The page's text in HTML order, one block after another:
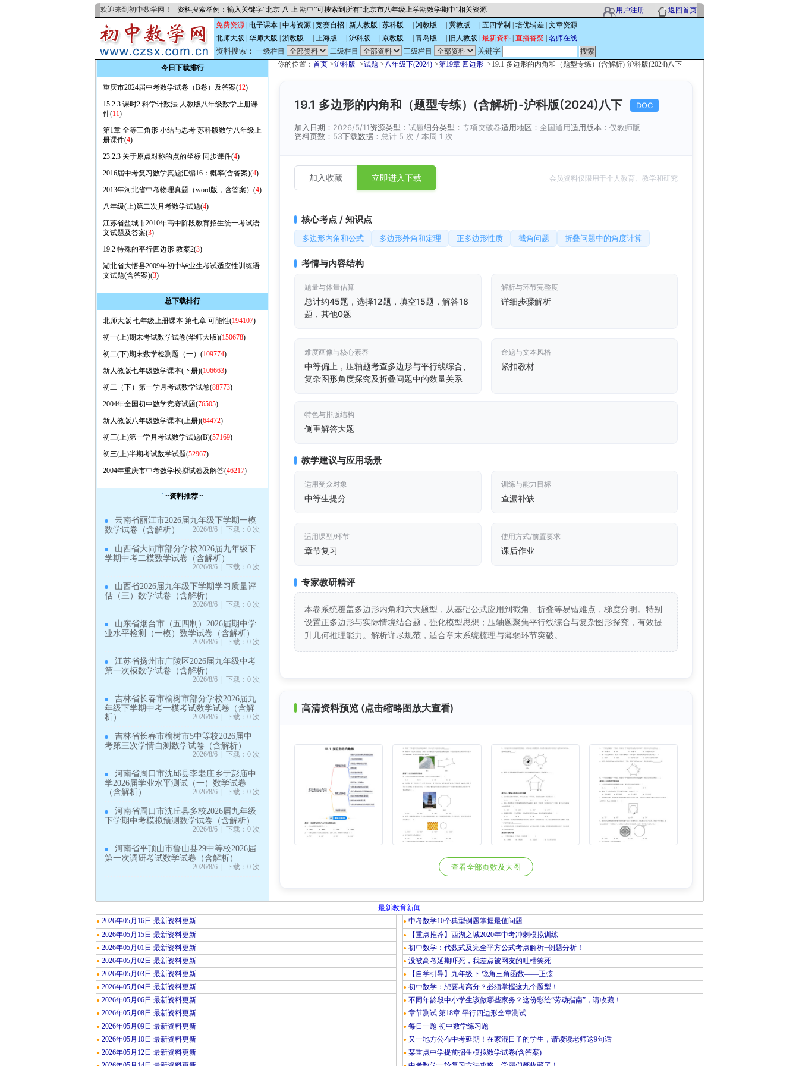
欢迎来到初中数学网！ 资料搜索举例：输入关键字“北京 八 上 期中”可搜索到所有“北京市八年级上学期数学期中”相关资源 用户注册
返回首页
免费资源 电子课本 中考资源 竞赛自招 新人教版 苏科版 湘教版 冀教版 五四学制 培优辅差 文章资源
北师大版
华师大版 浙教版 上海版 沪科版 京教版 青岛版 旧人教版 最新资料 直播答疑 名师在线
资料搜索： 一级栏目 二级栏目 三级栏目 关键字
:::今日下载排行:::
重庆市2024届中考数学试卷（B卷）及答案(12)
15.2.3 课时2 科学计数法 人教版八年级数学上册课
件(11)
第1章 全等三角形 小结与思考 苏科版数学八年级上
册课件(4)
23.2.3 关于原点对称的点的坐标 同步课件(4)
2016届中考复习数学真题汇编16：概率(含答案)(4)
2013年河北省中考物理真题（word版，含答案）(4)
八年级(上)第二次月考数学试题(4)
江苏省盐城市2010年高中阶段教育招生统一考试语
文试题及答案(3)
19.2 特殊的平行四边形 教案2(3)
湖北省大悟县2009年初中毕业生考试适应性训练语
文试题(含答案)(3)
:::总下载排行:::
北师大版 七年级上册课本 第七章 可能性(194107)
初一(上)期末考试数学试卷(华师大版)(150678)
初二(下)期末数学检测题（一）(109774)
新人教版七年级数学课本(下册)(106663)
初二（下）第一学月考试数学试卷(88773)
2004年全国初中数学竞赛试题(76505)
新人教版八年级数学课本(上册)(64472)
初三(上)第一学月考试数学试题(B)(57169)
初三(上)半期考试数学试题(52967)
2004年重庆市中考数学模拟试卷及解答(46217)
`:::资料推荐:::
云南省丽江市2026届九年级下学期一模
数学试卷（含解析）
2026/8/6 | 下载：0 次
山西省大同市部分学校2026届九年级下
学期中考二模数学试卷（含解析）
2026/8/6 | 下载：0 次
山西省2026届九年级下学期学习质量评
估（三）数学试卷（含解析）
2026/8/6 | 下载：0 次
山东省烟台市（五四制）2026届期中学
业水平检测（一模）数学试卷（含解析）
2026/8/6 | 下载：0 次
江苏省扬州市广陵区2026届九年级中考
第一次模数学试卷（含解析）
2026/8/6 | 下载：0 次
吉林省长春市榆树市部分学校2026届九
年级下学期中考一模考试数学试卷（含解
析）
2026/8/6 | 下载：0 次
吉林省长春市榆树市5中等校2026届中
考第三次学情自测数学试卷（含解析）
2026/8/6 | 下载：0 次
河南省周口市沈邱县李老庄乡亍彭庙中
学2026届学业水平测试（一）数学试卷
（含解析）
2026/8/6 | 下载：0 次
河南省周口市沈丘县多校2026届九年级
下学期中考模拟预测数学试卷（含解析）
2026/8/6 | 下载：0 次
河南省平顶山市鲁山县29中等校2026届
第一次调研考试数学试卷（含解析）
2026/8/6 | 下载：0 次
你的位置： 首页->沪科版 ->试题->八年级下(2024)->第19章 四边形 ->19.1 多边形的内角和（题型专练）(含解析)-沪科版(2024)八下
19.1 多边形的内角和（题型专练）(含解析)-沪科版(2024)八下 DOC
加入日期： 2026/5/11资源类型：试题细分类型：专项突破卷适用地区：全国通用适用版本：仅教师版
资料页数： 53下载数据： 总计 5 次 / 本周 1 次
加入收藏 立即进入下载 会员资料仅限用于个人教育、教学和研究
核心考点 / 知识点
多边形内角和公式 多边形外角和定理 正多边形性质 截角问题 折叠问题中的角度计算
考情与内容结构
题量与体量估算
总计约45题，选择12题，填空15题，解答18
题，其他0题
解析与环节完整度
详细步骤解析
难度画像与核心素养
中等偏上，压轴题考查多边形与平行线综合、
复杂图形角度探究及折叠问题中的数量关系
命题与文本风格
紧扣教材
特色与排版结构
侧重解答大题
教学建议与应用场景
适用受众对象
中等生提分
训练与能力目标
查漏补缺
适用课型/环节
章节复习
使用方式/前置要求
课后作业
专家教研精评
本卷系统覆盖多边形内角和六大题型，从基础公式应用到截角、折叠等易错难点，梯度分明。特别
设置正多边形与实际情境结合题，强化模型思想；压轴题聚焦平行线综合与复杂图形探究，有效提
升几何推理能力。解析详尽规范，适合章末系统梳理与薄弱环节突破。
高清资料预览 (点击缩略图放大查看)
查看全部页数及大图
最新教育新闻
● 2026年05月16日 最新资料更新
● 2026年05月15日 最新资料更新
● 2026年05月01日 最新资料更新
● 2026年05月02日 最新资料更新
● 2026年05月03日 最新资料更新
● 2026年05月04日 最新资料更新
● 2026年05月06日 最新资料更新
● 2026年05月08日 最新资料更新
● 2026年05月09日 最新资料更新
● 2026年05月10日 最新资料更新
● 2026年05月12日 最新资料更新
● 中考数学10个典型例题掌握最值问题
● 【重点推荐】西湖之城2020年中考冲刺模拟训练
● 初中数学：代数式及完全平方公式考点解析+例题分析！
● 没被高考延期吓死，我差点被网友的吐槽笑死
● 【自学引导】九年级下 锐角三角函数——正弦
● 初中数学：想要考高分？必须掌握这九个题型！
● 不同年龄段中小学生该做哪些家务？这份彩绘“劳动指南”，请收藏！
● 章节测试 第18章 平行四边形全章测试
● 每日一题 初中数学练习题
● 又一地方公布中考延期！在家混日子的学生，请读读老师这9句话
● 某重点中学提前招生模拟数学试卷(含答案)